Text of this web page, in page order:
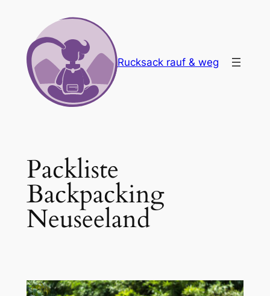
springen
Rucksack rauf & weg
Packliste
Backpacking
Neuseeland